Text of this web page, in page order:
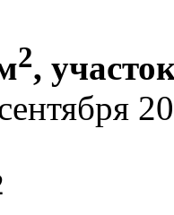
2,